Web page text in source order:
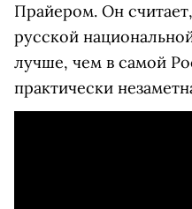
Прайером. Он
русской
лучше, чем в самой
практически